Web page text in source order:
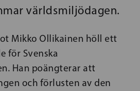
världsmiljödagen.
Mikko Ollikainen höll ett
för Svenska
Han poängterar att
och förlusten av den